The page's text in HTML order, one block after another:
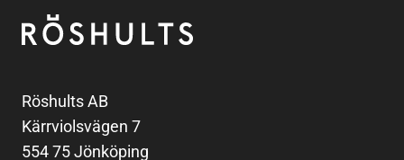
Röshults
Röshults AB
Kärrviolsvägen 7
554 75 Jönköping